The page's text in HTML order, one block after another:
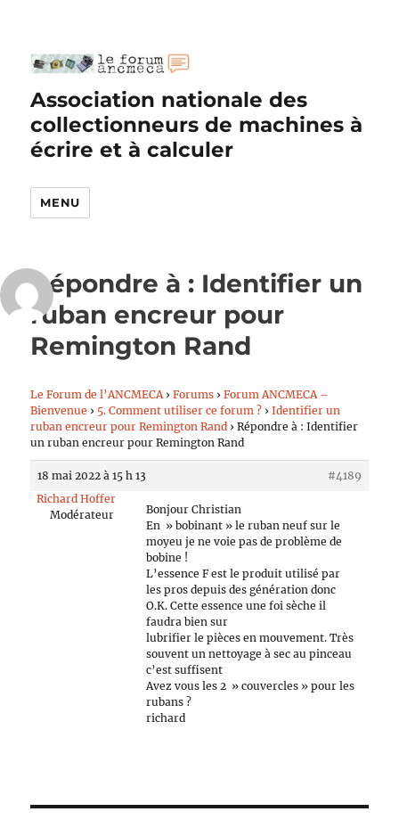
Association nationale des
collectionneurs de machines à
écrire et à calculer
MENU
Répondre à : Identifier un
ruban encreur pour
Remington Rand
Le Forum de l’ANCMECA › Forums › Forum ANCMECA –
Bienvenue › 5. Comment utiliser ce forum ? › Identifier un
ruban encreur pour Remington Rand › Répondre à : Identifier
un ruban encreur pour Remington Rand
18 mai 2022 à 15 h 13
#4189
Richard Hoffer
Modérateur
Bonjour Christian
En » bobinant » le ruban neuf sur le
moyeu je ne voie pas de problème de
bobine !
L’essence F est le produit utilisé par
les pros depuis des génération donc
O.K. Cette essence une foi sèche il
faudra bien sur
lubrifier le pièces en mouvement. Très
souvent un nettoyage à sec au pinceau
c’est suffisent
Avez vous les 2 » couvercles » pour les
rubans ?
richard